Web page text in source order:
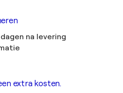
na levering
extra kosten.